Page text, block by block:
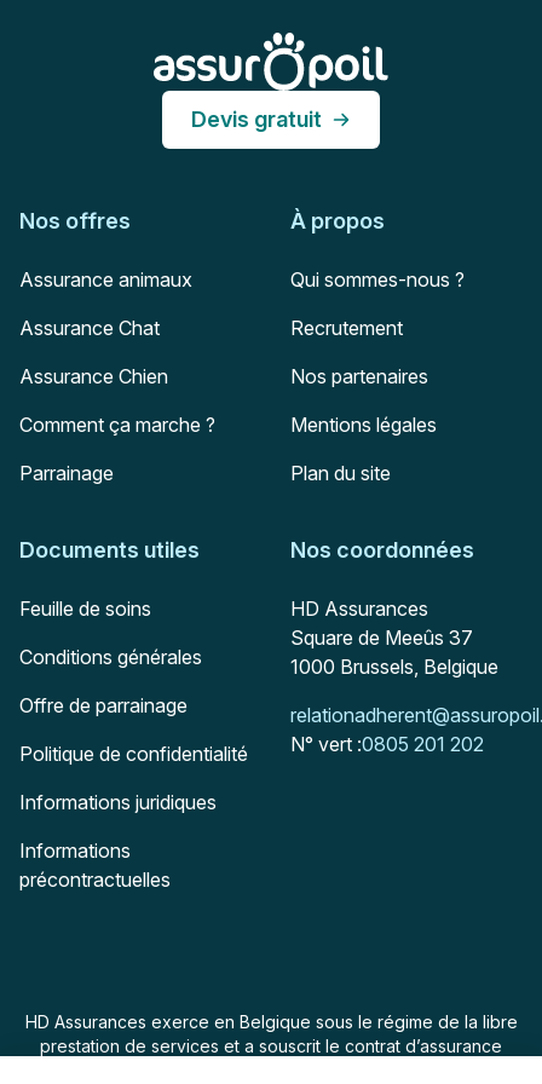
Devis gratuit
Nos offres
Assurance animaux
Assurance Chat
Assurance Chien
Comment ça marche ?
Parrainage
À propos
Qui sommes-nous ?
Recrutement
Nos partenaires
Mentions légales
Plan du site
Documents utiles
Feuille de soins
Conditions générales
Offre de parrainage
Politique de confidentialité
Informations juridiques
Informations
précontractuelles
Nos coordonnées
Adresse postale
HD Assurances
Square de Meeûs 37
1000 Brussels, Belgique
Mail :
N° vert :0805 201 202
HD Assurances exerce en Belgique sous le régime de la libre
prestation de services et a souscrit le contrat d’assurance